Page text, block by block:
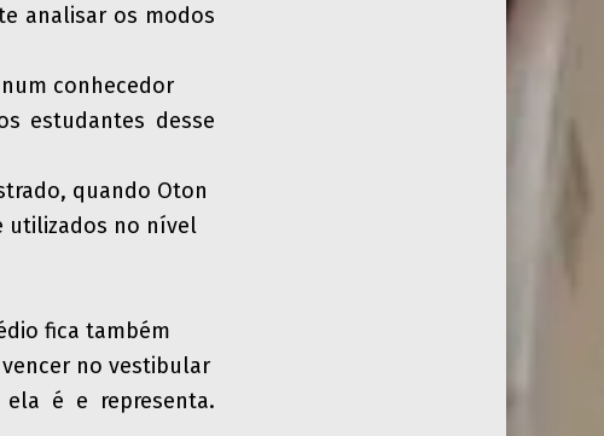
analisar os modos
conhecedor
estudantes desse
quando Oton
utilizados no nível
fica também
no vestibular
é e representa.